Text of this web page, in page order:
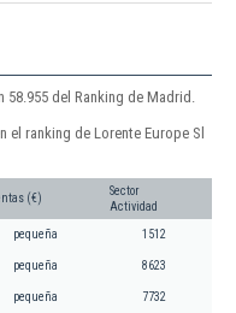
58.955 del Ranking de Madrid.
ranking de Lorente Europe Sl
(€)
Sector
Actividad
pequeña 1512
pequeña 8623
pequeña 7732